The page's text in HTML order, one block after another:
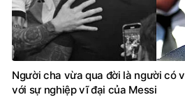
Người cha vừa qua đời là người có
với sự nghiệp vĩ đại của Messi